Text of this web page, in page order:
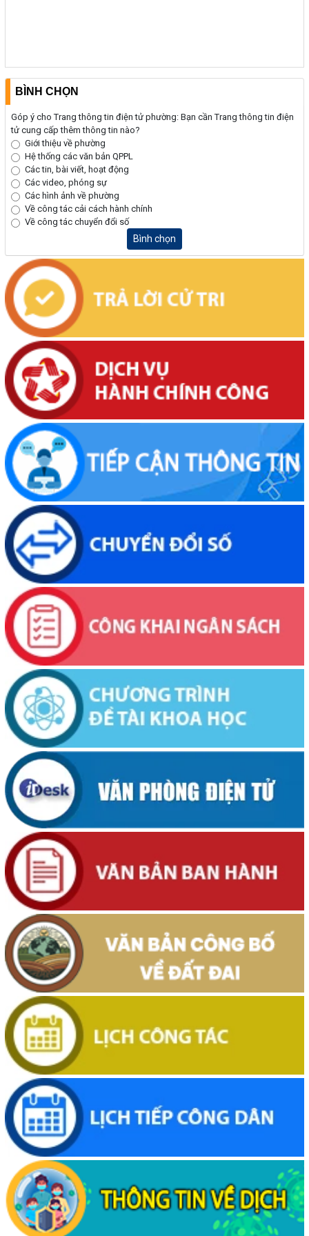
BÌNH CHỌN
Góp ý cho Trang thông tin điện tử phường: Bạn cần Trang thông tin điện
tử cung cấp thêm thông tin nào?
Giới thiệu về phường
Hệ thống các văn bản QPPL
Các tin, bài viết, hoạt động
Các video, phóng sự
Các hình ảnh về phường
Về công tác cải cách hành chính
Về công tác chuyển đổi số
Bình chọn
Hồ, tỉnh Đắk Lắk
Thông báo về việc niêm yết, công khai hồ sơ cấp giấy chứng nhận
quyền sử dụng đất lần đầu 02 hồ sơ của các cá nhân đang sử dụng
đất tại Phường Buôn Hồ, tỉnh Đắk Lắk
(06/08/2026, 00:00)
Thông báo về việc niêm yết, công khai hồ sơ mất Giấy chứng nhận
quyền sử dụng đất mang tên bà Nguyễn Thị Hạnh. Thường trú tại:
Phường Buôn Hồ, tỉnh Đắk Lắk
(06/08/2026, 00:00)
Thông báo về việc niêm yết, công khai hồ sơ mất Giấy chứng nhận
quyền sử dụng đất mang tên ông Phạm Quốc Việt và bà Nông Thị
Ngọc Loan. Thường trú tại: Phường Buôn Hồ, tỉnh Đắk Lắk
(06/08/2026, 00:00)
V/v công khai Quyết định số 2412/QĐ-UBND ngày 31/7/2026 của
UBND tỉnh Đắk Lắk về việc bổ nhiệm hòa giải viên lao động trên địa
bàn tỉnh Đắk Lắk
(04/08/2026, 00:00)
Thông báo về việc niêm yết công khai Dự thảo phương án bồi
thường, hỗ trợ và bảng công khai phương án chi tiết kinh phí bồi
thường, hỗ trợ khi Nhà nước thu hồi đất để thực hiện Dự án: Cải
tạo, nâng cấp đường Nơ Trang Lơng (đoạn từ đường Nguyễn Hiền
đến đường Trần Cảnh)
(30/07/2026, 00:00)
Thông báo về việc cấp Giấy chứng nhận xuất xứ hàng hoá (C/O) và
chấp thuận bằng văn bản cho thương nhân tự chứng nhận xuất xứ
hàng hoá xuất khẩu trên địa bàn tỉnh Đắk Lắk
(29/07/2026, 00:00)
Thông báo công khai về việc đo đạc, ký giáp ranh đối với thửa đất
số 59, tờ bản đồ số 89 thuộc Đoàn Kết 1, phường Buôn Hồ, tỉnh
Đắk Lắk do Nguyễn Thị Bích Liên và bà Nguyễn Thị Kiều Oanh;
thường trú tại TDP An Bình 4, phường Buôn Hồ, tỉnh Đắk Lắk đang
sử dụng
(29/07/2026, 00:00)
Thông báo về việc niêm yết, công khai hồ sơ mất Giấy chứng nhận
quyền sử dụng đất mang tên ông Cù Văn Châu và bà Nguyễn Thị
Kim Tâm. Thường trú tại: Phường Buôn Hồ, tỉnh Đắk Lắk
(29/07/2026, 00:00)
Thông báo về việc cấp giấy chứng nhận quyền sử dụng đất, tài sản
khác gắn liền với đất cho ông Lê Đình Lộc và ông Lê Đình Hậu sử
dụng đất tại phường Buôn Hồ, tỉnh Đắk Lắk
(24/07/2026, 00:00)
Thông báo về việc niêm yết công khai kết quả kiểm tra hồ sơ đăng
ký, cấp giấy chứng nhận diện tích tăng thêm của ông Nguyễn Tấn
Vương và bà Nguyễn Thị Liễu đang sử dụng đất tại phường Buôn
Hồ, tỉnh Đắk Lắk
(20/07/2026, 00:00)
Thông báo về việc niêm yết, công khai hồ sơ cấp giấy chứng nhận
quyền sử dụng đất lần đầu 02 hồ sơ của các cá nhân đang sử dụng
đất tại Phường Buôn Hồ, tỉnh Đắk Lắk